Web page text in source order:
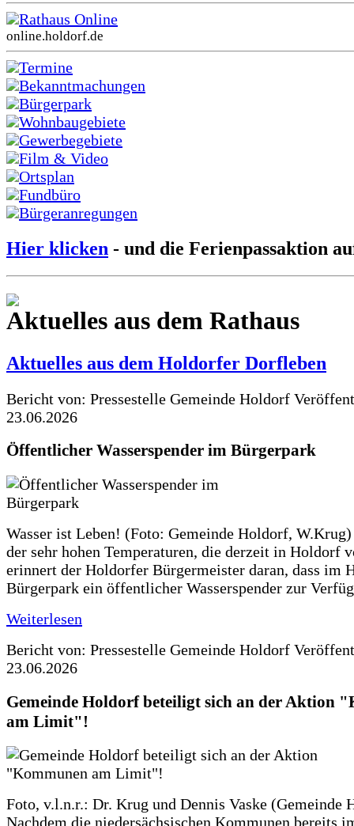
Rathaus Online
online.holdorf.de
Termine
Bekanntmachungen
Bürgerpark
Wohnbaugebiete
Gewerbegebiete
Film & Video
Ortsplan
Fundbüro
Bürgeranregungen
Hier klicken - und die Ferienpassaktion
Aktuelles aus dem Rathaus
Aktuelles aus dem Holdorfer Dorfleben
Bericht von: Pressestelle Gemeinde Holdorf
23.06.2026
Öffentlicher Wasserspender im Bürgerpark
Wasser ist Leben! (Foto: Gemeinde Holdorf,
der sehr hohen Temperaturen, die derzeit in Holdorf
erinnert der Holdorfer Bürgermeister daran, dass im
Bürgerpark ein öffentlicher Wasserspender zur
Weiterlesen
Bericht von: Pressestelle Gemeinde Holdorf
23.06.2026
Gemeinde Holdorf beteiligt sich an der Aktion
am Limit"!
Foto, v.l.n.r.: Dr. Krug und Dennis Vaske (Gemeinde
Nachdem die niedersächsischen Kommunen bereits